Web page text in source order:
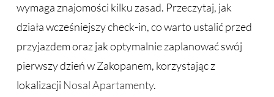
wymaga znajomości kilku zasad. Przeczytaj, jak
działa wcześniejszy check-in, co warto ustalić przed
przyjazdem oraz jak optymalnie zaplanować swój
pierwszy dzień w Zakopanem, korzystając z
lokalizacji Nosal Apartamenty.